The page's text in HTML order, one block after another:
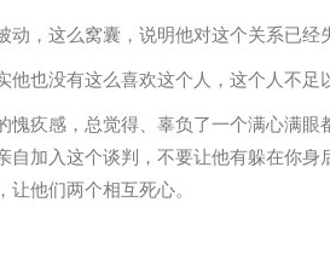
，这么窝囊，说明他对这个关系已经
也没有这么喜欢这个人，这个人不足
愧疚感，总觉得、辜负了一个满心满
加入这个谈判，不要让他有躲在你
他们两个相互死心。